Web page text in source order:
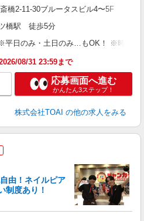
橋2-11-30ブルータスビル4〜5F
橋駅 徒歩5分
平日のみ・土日のみ…もOK！ ※時短勤
08/31 23:59まで
応募画面へ進む
かんたん3ステップ！
株式会社TOAI の他の求人をみる
由！ネイルピア
制度あり！